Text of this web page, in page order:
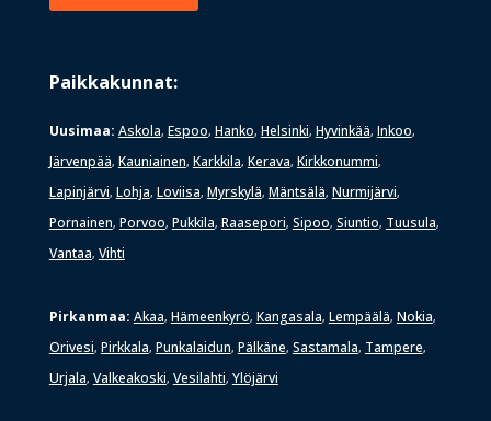
Paikkakunnat:
Uusimaa: Askola, Espoo, Hanko, Helsinki, Hyvinkää, Inkoo,
Järvenpää, Kauniainen, Karkkila, Kerava, Kirkkonummi,
Lapinjärvi, Lohja, Loviisa, Myrskylä, Mäntsälä, Nurmijärvi,
Pornainen, Porvoo, Pukkila, Raasepori, Sipoo, Siuntio, Tuusula,
Vantaa, Vihti
Pirkanmaa: Akaa, Hämeenkyrö, Kangasala, Lempäälä, Nokia,
Orivesi, Pirkkala, Punkalaidun, Pälkäne, Sastamala, Tampere,
Urjala, Valkeakoski, Vesilahti, Ylöjärvi